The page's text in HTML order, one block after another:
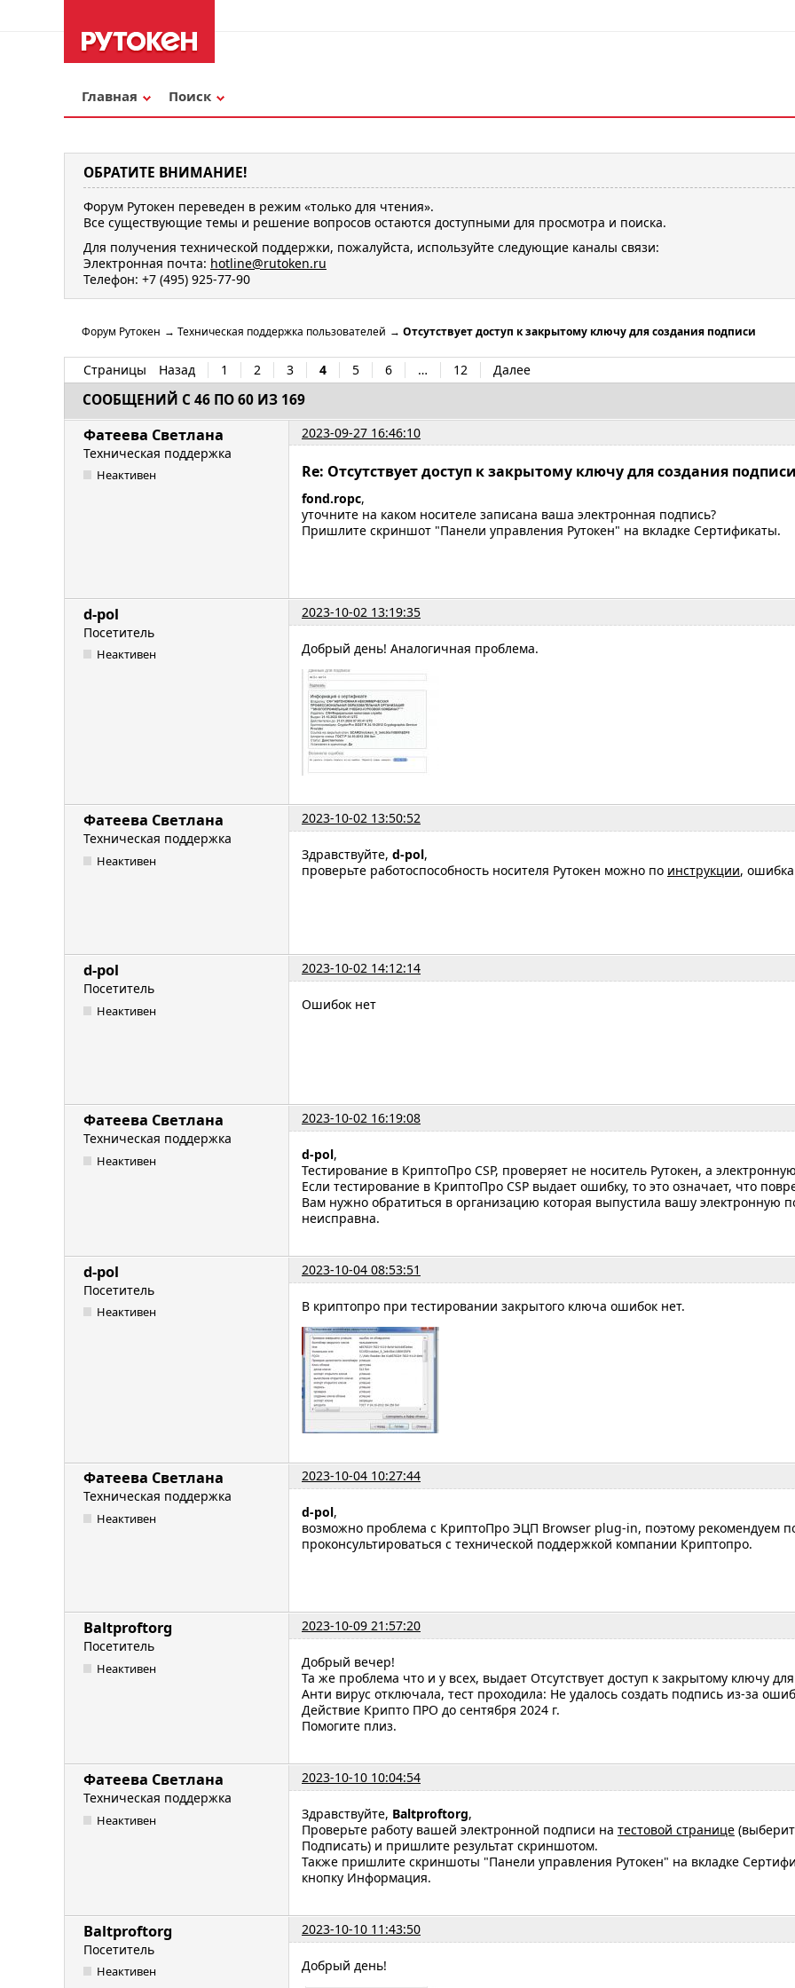
Главная Поиск
ОБРАТИТЕ ВНИМАНИЕ!
Форум Рутокен переведен в режим «только для чтения».
Все существующие темы и решение вопросов остаются доступными для просмотра и поиска.
Для получения технической поддержки, пожалуйста, используйте следующие каналы связи:
Электронная почта: hotline@rutoken.ru
Телефон: +7 (495) 925-77-90
Форум Рутокен → Техническая поддержка пользователей → Отсутствует доступ к закрытому ключу для создания подписи
Страницы Назад 1 2 3 4 5 6 … 12 Далее
СООБЩЕНИЙ С 46 ПО 60 ИЗ 169
Фатеева Светлана
2023-09-27 16:46:10
Техническая поддержка
Неактивен Re: Отсутствует доступ к закрытому ключу для создания подписи
fond.ropc,
уточните на каком носителе записана ваша электронная подпись?
Пришлите скриншот "Панели управления Рутокен" на вкладке Сертификаты.
d-pol
2023-10-02 13:19:35
Посетитель
Неактивен Добрый день! Аналогичная проблема.
Фатеева Светлана
2023-10-02 13:50:52
Техническая поддержка
Неактивен Здравствуйте, d-pol,
проверьте работоспособность носителя Рутокен можно по инструкции,
d-pol
2023-10-02 14:12:14
Посетитель
Неактивен Ошибок нет
Фатеева Светлана
2023-10-02 16:19:08
Техническая поддержка
Неактивен d-pol,
Тестирование в КриптоПро CSP, проверяет не носитель Рутокен, а
Если тестирование в КриптоПро CSP выдает ошибку, то это означает, что
Вам нужно обратиться в организацию которая выпустила вашу электронную
неисправна.
d-pol
2023-10-04 08:53:51
Посетитель
Неактивен В криптопро при тестировании закрытого ключа ошибок нет.
Фатеева Светлана
2023-10-04 10:27:44
Техническая поддержка
Неактивен d-pol,
возможно проблема с КриптоПро ЭЦП Browser plug-in, поэтому рекомендуем
проконсультироваться с технической поддержкой компании Криптопро.
Baltproftorg
2023-10-09 21:57:20
Посетитель
Неактивен
Добрый вечер!
Та же проблема что и у всех, выдает Отсутствует доступ к закрытому ключу
Анти вирус отключала, тест проходила: Не удалось создать подпись из-за
Действие Крипто ПРО до сентября 2024 г.
Помогите плиз.
Фатеева Светлана
2023-10-10 10:04:54
Техническая поддержка
Неактивен Здравствуйте, Baltproftorg,
Проверьте работу вашей электронной подписи на тестовой странице
Подписать) и пришлите результат скриншотом.
Также пришлите скриншоты "Панели управления Рутокен" на вкладке
кнопку Информация.
Baltproftorg
2023-10-10 11:43:50
Посетитель
Неактивен Добрый день!